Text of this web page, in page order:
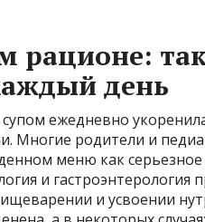
рационе:
день
ежедневно
Многие родители и
меню как
и гастроэнтерология
и усвоении